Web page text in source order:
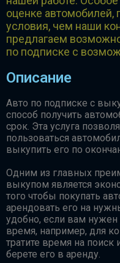
оценке
условия, чем наши
предлагаем
по подписке с
Описание
Авто по подписке с
способ получить
срок. Эта услуга
пользоваться
выкупить его по
Одним из главных
выкупом является
того чтобы покупать
арендовать его на
удобно, если вам
время, например, для
тратите время на поиск
берете его в аренду.